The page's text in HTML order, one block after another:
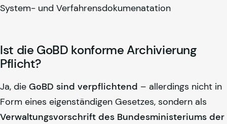
System- und Verfahrensdokumenatation
Ist die GoBD konforme Archivierung
Pflicht?
Ja, die GoBD sind verpflichtend – allerdings nicht in
Form eines eigenständigen Gesetzes, sondern als
Verwaltungsvorschrift des Bundesministeriums der